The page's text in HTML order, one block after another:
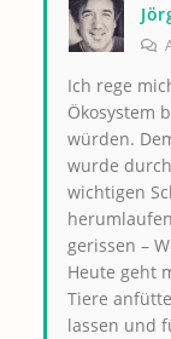
Ich rege
Ökosystem
würden.
wurde
wichtigen
gerissen –
Heute geht
Tiere
lassen und